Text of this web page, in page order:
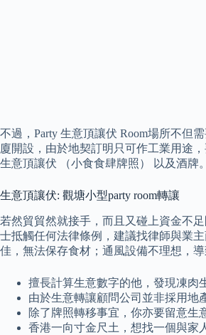
不過，Party 生意頂讓伏 Room場所不但
廈開設，由於地契訂明只可作工業用途
生意頂讓伏 （小食食肆牌照） 以及酒牌
生意頂讓伏: 觀塘小型party room轉讓
若然貿貿然就接手，而且又碰上資金不
士抵觸任何法律條例，建議找律師與業
佳，無法保存食材；通風設備不理想，導
擅長計算生意數字的他，發現凍肉
由於生意轉讓顧問公司並非採用地
除了牌照轉移事宜，你亦要留意生
香港一向寸金尺土，想找一個與家